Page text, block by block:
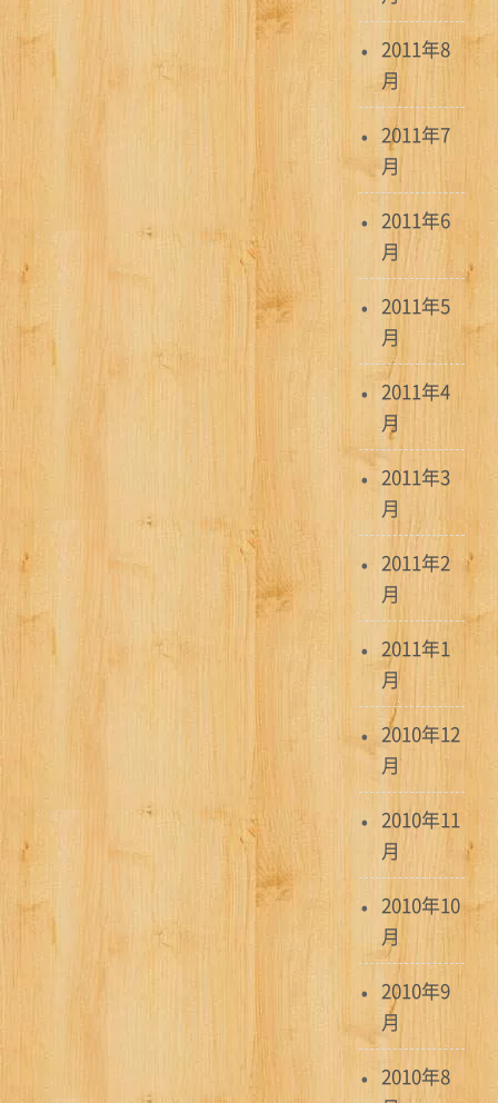
2011年8
月
2011年7
月
2011年6
月
2011年5
月
2011年4
月
2011年3
月
2011年2
月
2011年1
月
2010年12
月
2010年11
月
2010年10
月
2010年9
月
2010年8